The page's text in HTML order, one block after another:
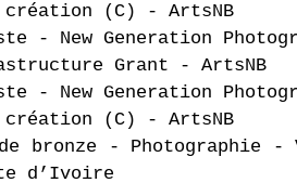
création (C) - ArtsNB
New Generation
Grant - ArtsNB
- New Generation
création (C) - ArtsNB
- Photographie
d’Ivoire